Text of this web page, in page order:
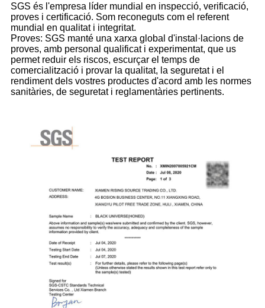
SGS és l'empresa líder mundial en inspecció, verificació,
proves i certificació. Som reconeguts com el referent
mundial en qualitat i integritat.
Proves: SGS manté una xarxa global d'instal·lacions de
proves, amb personal qualificat i experimentat, que us
permet reduir els riscos, escurçar el temps de
comercialització i provar la qualitat, la seguretat i el
rendiment dels vostres productes d'acord amb les normes
sanitàries, de seguretat i reglamentàries pertinents.